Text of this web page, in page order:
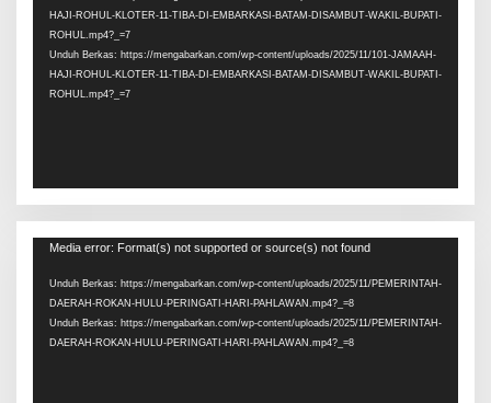
HAJI-ROHUL-KLOTER-11-TIBA-DI-EMBARKASI-BATAM-DISAMBUT-WAKIL-BUPATI-
ROHUL.mp4?_=7
Unduh Berkas: https://mengabarkan.com/wp-content/uploads/2025/11/101-JAMAAH-
HAJI-ROHUL-KLOTER-11-TIBA-DI-EMBARKASI-BATAM-DISAMBUT-WAKIL-BUPATI-
ROHUL.mp4?_=7
Pemutar
Media error: Format(s) not supported or source(s) not found
Unduh Berkas: https://mengabarkan.com/wp-content/uploads/2025/11/PEMERINTAH-
DAERAH-ROKAN-HULU-PERINGATI-HARI-PAHLAWAN.mp4?_=8
Unduh Berkas: https://mengabarkan.com/wp-content/uploads/2025/11/PEMERINTAH-
DAERAH-ROKAN-HULU-PERINGATI-HARI-PAHLAWAN.mp4?_=8